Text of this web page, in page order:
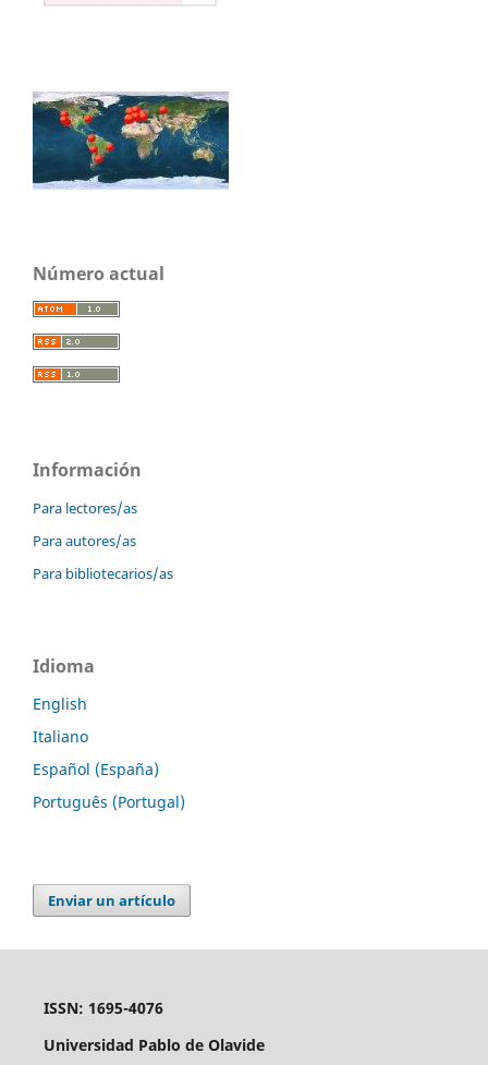
Número actual
Información
Para lectores/as
Para autores/as
Para bibliotecarios/as
Idioma
English
Italiano
Español (España)
Português (Portugal)
Enviar un artículo
ISSN: 1695-4076
Universidad Pablo de Olavide